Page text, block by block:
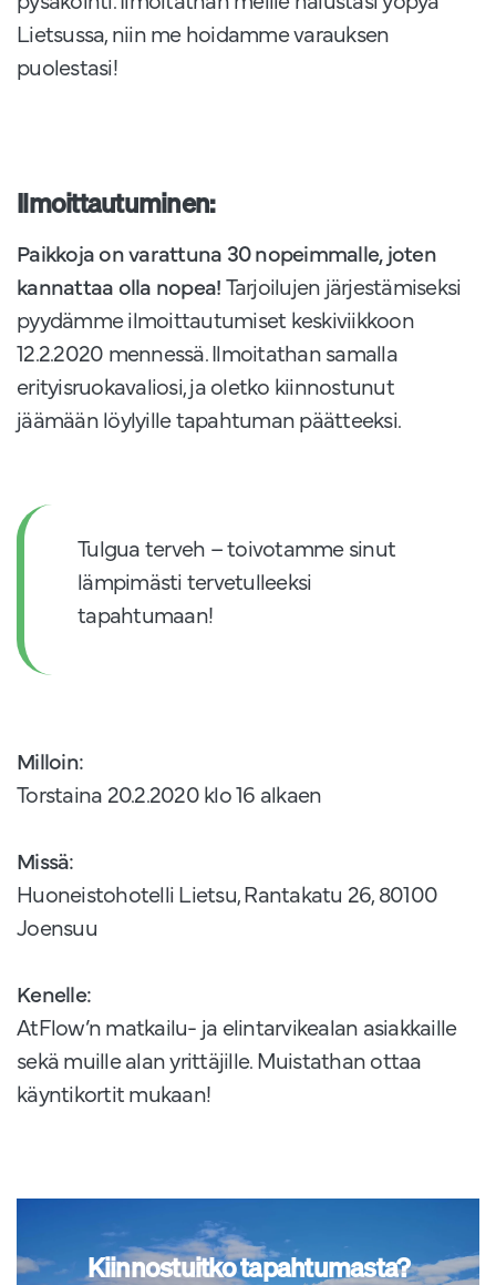
Lietsussa, niin me hoidamme varauksen
puolestasi!
Ilmoittautuminen:
Paikkoja on varattuna 30 nopeimmalle, joten
kannattaa olla nopea!Tarjoilujen järjestämiseksi
pyydämme ilmoittautumiset keskiviikkoon
12.2.2020 mennessä. Ilmoitathan samalla
erityisruokavaliosi, ja oletko kiinnostunut
jäämään löylyille tapahtuman päätteeksi.
Tulgua terveh – toivotamme sinut
lämpimästi tervetulleeksi
tapahtumaan!
Milloin:
Torstaina 20.2.2020 klo 16 alkaen
Missä:
Huoneistohotelli Lietsu, Rantakatu 26, 80100
Joensuu
Kenelle:
AtFlow’n matkailu- ja elintarvikealan asiakkaille
sekä muille alan yrittäjille. Muistathan ottaa
käyntikortit mukaan!
Kiinnostuitko tapahtumasta?